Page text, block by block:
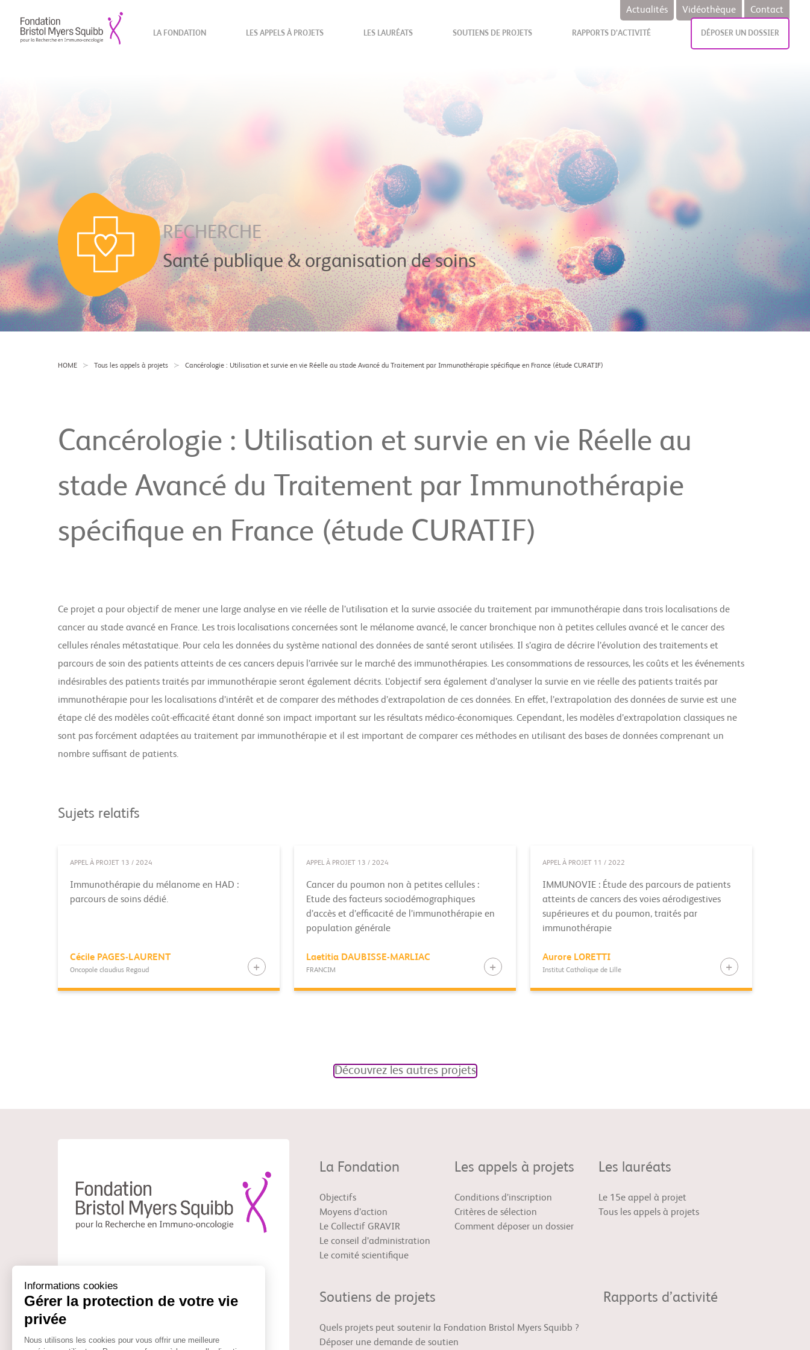
Actualités Vidéothèque Contact
LA FONDATION LES APPELS À PROJETS LES LAURÉATS SOUTIENS DE PROJETS RAPPORTS D’ACTIVITÉ DÉPOSER UN DOSSIER
RECHERCHE
Santé publique & organisation de soins
HOME Tous les appels à projets Cancérologie : Utilisation et survie en vie Réelle au stade Avancé du Traitement par Immunothérapie spécifique en France (étude CURATIF)
Cancérologie : Utilisation et survie en vie Réelle au
stade Avancé du Traitement par Immunothérapie
spécifique en France (étude CURATIF)
Ce projet a pour objectif de mener une large analyse en vie réelle de l’utilisation et la survie associée du traitement par immunothérapie dans trois localisations de
cancer au stade avancé en France. Les trois localisations concernées sont le mélanome avancé, le cancer bronchique non à petites cellules avancé et le cancer des
cellules rénales métastatique. Pour cela les données du système national des données de santé seront utilisées. Il s’agira de décrire l’évolution des traitements et
parcours de soin des patients atteints de ces cancers depuis l’arrivée sur le marché des immunothérapies. Les consommations de ressources, les coûts et les événements
indésirables des patients traités par immunothérapie seront également décrits. L’objectif sera également d’analyser la survie en vie réelle des patients traités par
immunothérapie pour les localisations d’intérêt et de comparer des méthodes d’extrapolation de ces données. En effet, l’extrapolation des données de survie est une
étape clé des modèles coût-efficacité étant donné son impact important sur les résultats médico-économiques. Cependant, les modèles d’extrapolation classiques ne
sont pas forcément adaptées au traitement par immunothérapie et il est important de comparer ces méthodes en utilisant des bases de données comprenant un
nombre suffisant de patients.
Sujets relatifs
APPEL À PROJET 13 / 2024
Immunothérapie du mélanome en HAD :
parcours de soins dédié.
Cécile PAGES-LAURENT
Oncopole claudius Regaud
APPEL À PROJET 13 / 2024
Cancer du poumon non à petites cellules :
Etude des facteurs sociodémographiques
d’accès et d’efficacité de l’immunothérapie en
population générale
Laetitia DAUBISSE-MARLIAC
FRANCIM
APPEL À PROJET 11 / 2022
IMMUNOVIE : Étude des parcours de patients
atteints de cancers des voies aérodigestives
supérieures et du poumon, traités par
immunothérapie
Aurore LORETTI
Institut Catholique de Lille
Découvrez les autres projets
Myers Squibb pour la Recherche en immuno-
oncologie est de soutenir et faciliter le travail
l’immuno-oncologie.
La Fondation
Objectifs
Moyens d’action
Le Collectif GRAVIR
Le conseil d’administration
Le comité scientifique
Les appels à projets
Conditions d’inscription
Critères de sélection
Comment déposer un dossier
Les lauréats
Le 15e appel à projet
Tous les appels à projets
Soutiens de projets
Quels projets peut soutenir la Fondation Bristol Myers Squibb ?
Déposer une demande de soutien
Rapports d’activité